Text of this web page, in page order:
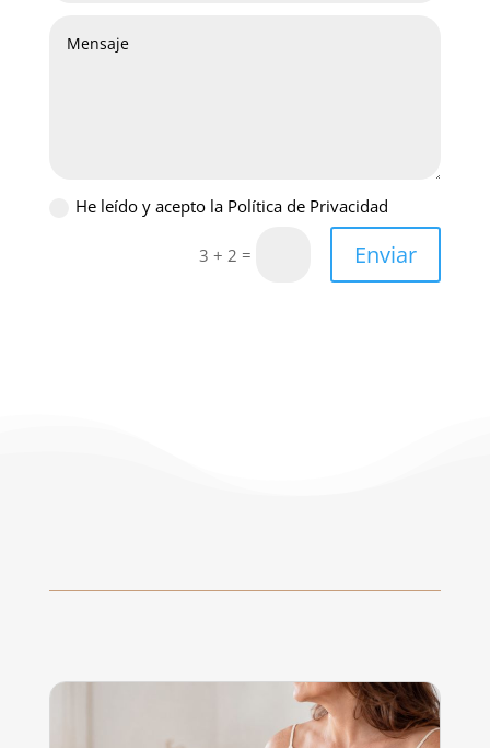
He leído y acepto la Política de Privacidad
3 + 2 = Enviar